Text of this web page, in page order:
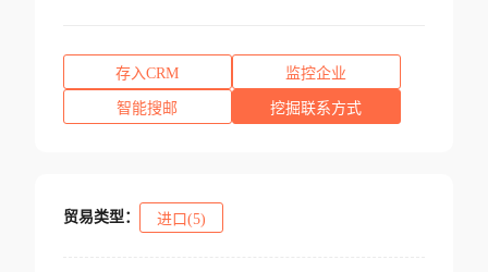
存入CRM 监控企业
智能搜邮 挖掘联系方式
贸易类型： 进口(5)